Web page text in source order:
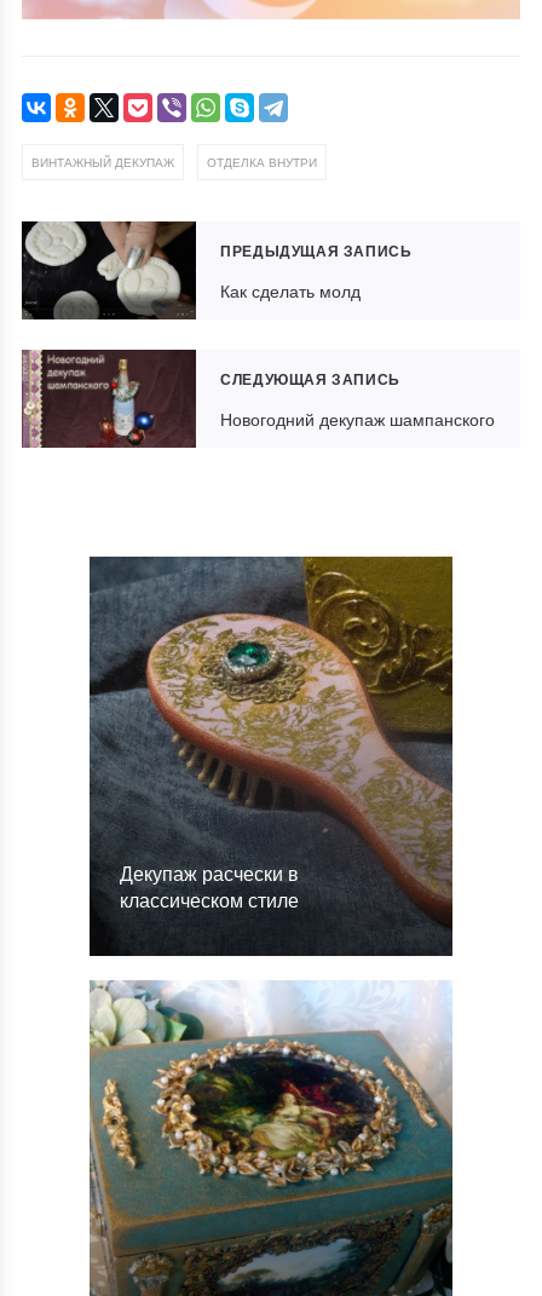
ВИНТАЖНЫЙ ДЕКУПАЖ ОТДЕЛКА ВНУТРИ
ПРЕДЫДУЩАЯ ЗАПИСЬ
Как сделать молд
СЛЕДУЮЩАЯ ЗАПИСЬ
Новогодний декупаж шампанского
Декупаж расчески в
классическом стиле